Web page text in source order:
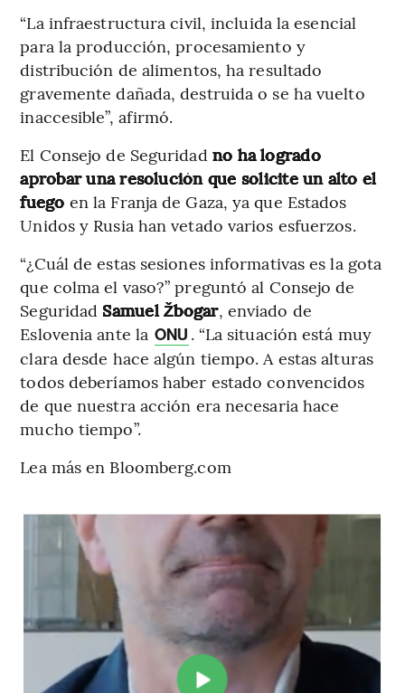
“La infraestructura civil, incluida la esencial
para la producción, procesamiento y
distribución de alimentos, ha resultado
gravemente dañada, destruida o se ha vuelto
inaccesible”, afirmó.
El Consejo de Seguridad no ha logrado
aprobar una resolución que solicite un alto el
fuego en la Franja de Gaza, ya que Estados
Unidos y Rusia han vetado varios esfuerzos.
“¿Cuál de estas sesiones informativas es la gota
que colma el vaso?” preguntó al Consejo de
Seguridad Samuel Žbogar, enviado de
Eslovenia ante la ONU . “La situación está muy
clara desde hace algún tiempo. A estas alturas
todos deberíamos haber estado convencidos
de que nuestra acción era necesaria hace
mucho tiempo”.
Lea más en Bloomberg.com